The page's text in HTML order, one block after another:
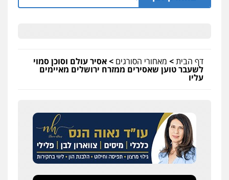
דף הבית> מאחורי הסורגים >אסיר עולם וסוכן סמוי
לשעבר טוען שאסירים ממזרח ירושלים מאיימים
עליו